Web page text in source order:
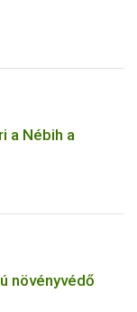
a Nébih a
növényvédő